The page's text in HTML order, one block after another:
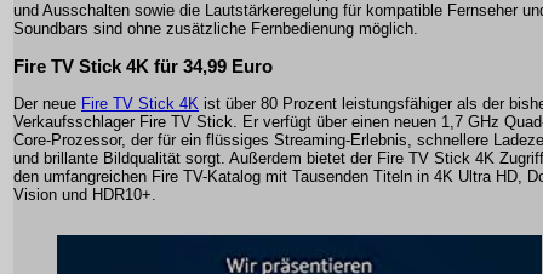
und Ausschalten sowie die Lautstärkeregelung für kompatible Fernseher
Soundbars sind ohne zusätzliche Fernbedienung möglich.
Fire TV Stick 4K für 34,99 Euro
Der neue Fire TV Stick 4K ist über 80 Prozent leistungsfähiger als der
Verkaufsschlager Fire TV Stick. Er verfügt über einen neuen 1,7 GHz
Core-Prozessor, der für ein flüssiges Streaming-Erlebnis, schnellere
und brillante Bildqualität sorgt. Außerdem bietet der Fire TV Stick 4K
den umfangreichen Fire TV-Katalog mit Tausenden Titeln in 4K Ultra HD,
Vision und HDR10+.